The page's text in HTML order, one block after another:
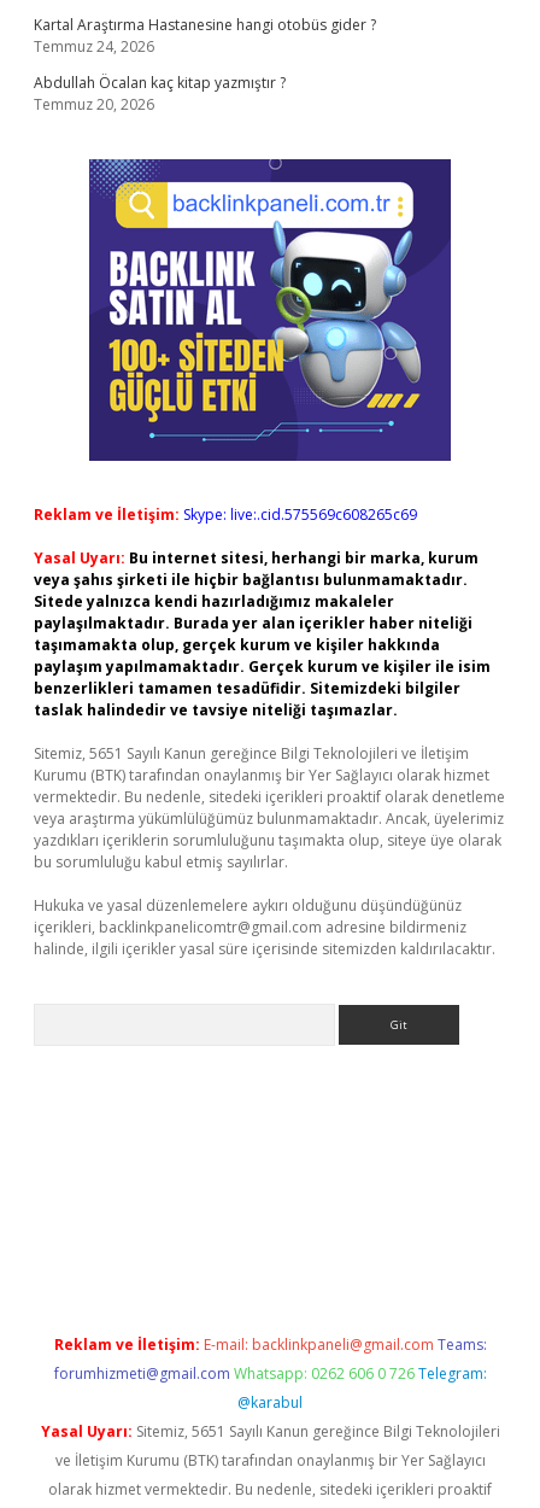
Kartal Araştırma Hastanesine hangi otobüs gider ?
Temmuz 24, 2026
Abdullah Öcalan kaç kitap yazmıştır ?
Temmuz 20, 2026
Reklam ve İletişim: Skype: live:.cid.575569c608265c69
Yasal Uyarı: Bu internet sitesi, herhangi bir marka, kurum
veya şahıs şirketi ile hiçbir bağlantısı bulunmamaktadır.
Sitede yalnızca kendi hazırladığımız makaleler
paylaşılmaktadır. Burada yer alan içerikler haber niteliği
taşımamakta olup, gerçek kurum ve kişiler hakkında
paylaşım yapılmamaktadır. Gerçek kurum ve kişiler ile isim
benzerlikleri tamamen tesadüfidir. Sitemizdeki bilgiler
taslak halindedir ve tavsiye niteliği taşımazlar.
Sitemiz, 5651 Sayılı Kanun gereğince Bilgi Teknolojileri ve İletişim
Kurumu (BTK) tarafından onaylanmış bir Yer Sağlayıcı olarak hizmet
vermektedir. Bu nedenle, sitedeki içerikleri proaktif olarak denetleme
veya araştırma yükümlülüğümüz bulunmamaktadır. Ancak, üyelerimiz
yazdıkları içeriklerin sorumluluğunu taşımakta olup, siteye üye olarak
bu sorumluluğu kabul etmiş sayılırlar.
Hukuka ve yasal düzenlemelere aykırı olduğunu düşündüğünüz
içerikleri, backlinkpanelicomtr@gmail.com adresine bildirmeniz
halinde, ilgili içerikler yasal süre içerisinde sitemizden kaldırılacaktır.
Reklam ve İletişim: E-mail: backlinkpaneli@gmail.com Teams:
forumhizmeti@gmail.com Whatsapp: 0262 606 0 726 Telegram:
@karabul
Yasal Uyarı: Sitemiz, 5651 Sayılı Kanun gereğince Bilgi Teknolojileri
ve İletişim Kurumu (BTK) tarafından onaylanmış bir Yer Sağlayıcı
olarak hizmet vermektedir. Bu nedenle, sitedeki içerikleri proaktif